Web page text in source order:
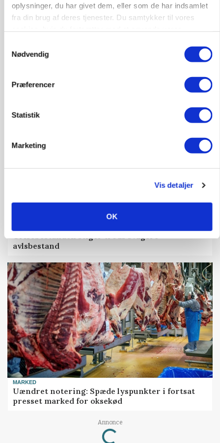
oplysninger, du har givet dem, eller som de har indsamlet
fra din brug af deres tjenester. Du samtykker til vores
Nødvendig
Præferencer
Statistik
Marketing
Vis detaljer
OK
Før såmaskinen kører: Her er efterårets største
Grisebestanden stiger trods svagere
avlsbestand
MARKED
Uændret notering: Spæde lyspunkter i fortsat
presset marked for oksekød
Annonce
Loading...